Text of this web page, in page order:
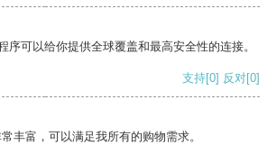
序可以给你提供全球覆盖和最高安全性的连接。
支持[0] 反对[0]
丰富，可以满足我所有的购物需求。